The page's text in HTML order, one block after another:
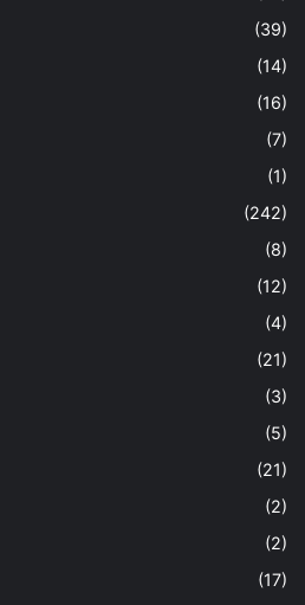
(39)
(14)
(16)
(7)
(1)
(242)
(8)
(12)
(4)
(21)
(3)
(5)
(21)
(2)
(2)
(17)